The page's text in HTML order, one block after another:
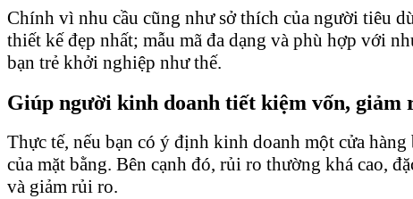
Chính vì nhu cầu cũng như sở thích của người tiêu
thiết kế đẹp nhất; mẫu mã đa dạng và phù hợp với
bạn trẻ khởi nghiệp như thế.
Giúp người kinh doanh tiết kiệm vốn, giảm
Thực tế, nếu bạn có ý định kinh doanh một cửa
của mặt bằng. Bên cạnh đó, rủi ro thường khá cao,
và giảm rủi ro.